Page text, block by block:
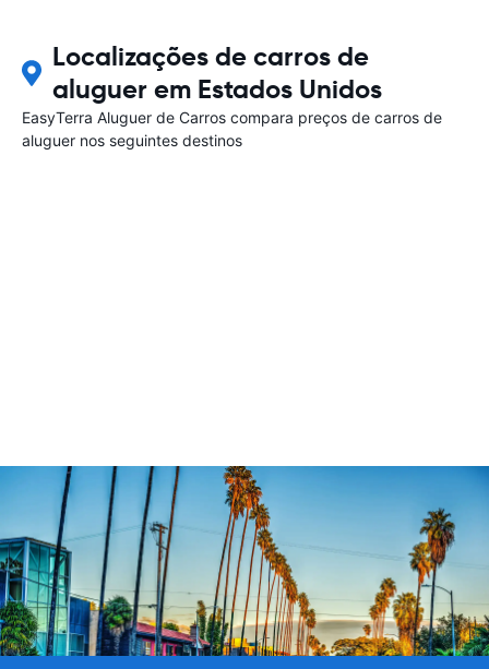
Localizações de carros de
aluguer em Estados Unidos
EasyTerra Aluguer de Carros compara preços de carros de
aluguer nos seguintes destinos